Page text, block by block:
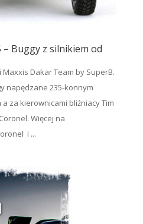
Buggy z silnikiem od
Dakar Team by SuperB.
napędzane 235-konnym
za kierownicami bliźniacy Tim
Więcej na
i ...